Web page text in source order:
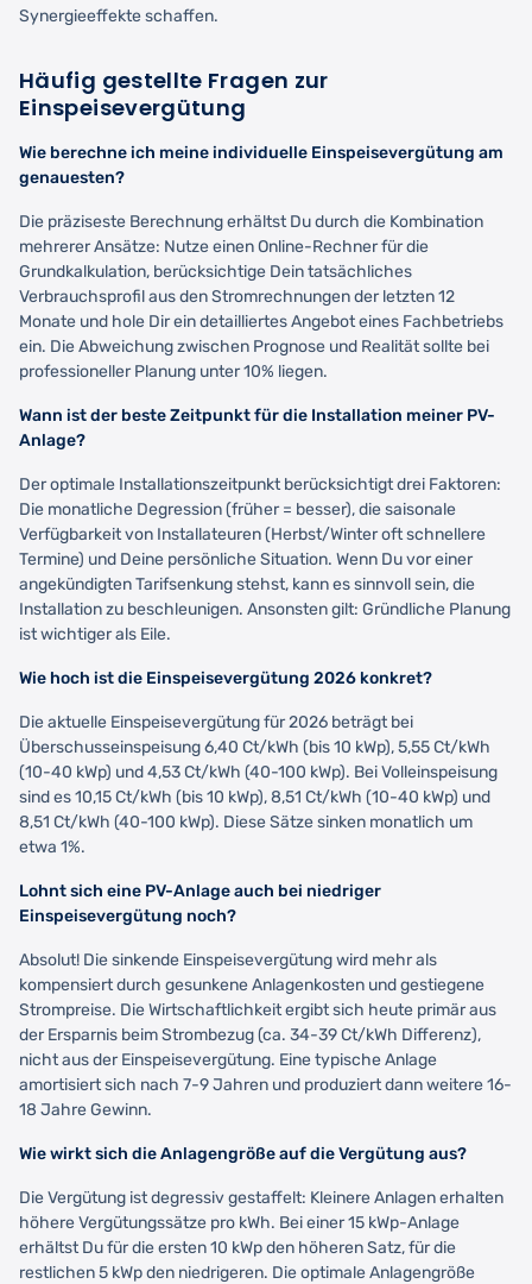
Synergieeffekte schaffen.
Häufig gestellte Fragen zur
Einspeisevergütung
Wie berechne ich meine individuelle Einspeisevergütung am
genauesten?
Die präziseste Berechnung erhältst Du durch die Kombination
mehrerer Ansätze: Nutze einen Online-Rechner für die
Grundkalkulation, berücksichtige Dein tatsächliches
Verbrauchsprofil aus den Stromrechnungen der letzten 12
Monate und hole Dir ein detailliertes Angebot eines Fachbetriebs
ein. Die Abweichung zwischen Prognose und Realität sollte bei
professioneller Planung unter 10% liegen.
Wann ist der beste Zeitpunkt für die Installation meiner PV-
Anlage?
Der optimale Installationszeitpunkt berücksichtigt drei Faktoren:
Die monatliche Degression (früher = besser), die saisonale
Verfügbarkeit von Installateuren (Herbst/Winter oft schnellere
Termine) und Deine persönliche Situation. Wenn Du vor einer
angekündigten Tarifsenkung stehst, kann es sinnvoll sein, die
Installation zu beschleunigen. Ansonsten gilt: Gründliche Planung
ist wichtiger als Eile.
Wie hoch ist die Einspeisevergütung 2026 konkret?
Die aktuelle Einspeisevergütung für 2026 beträgt bei
Überschusseinspeisung 6,40 Ct/kWh (bis 10 kWp), 5,55 Ct/kWh
(10-40 kWp) und 4,53 Ct/kWh (40-100 kWp). Bei Volleinspeisung
sind es 10,15 Ct/kWh (bis 10 kWp), 8,51 Ct/kWh (10-40 kWp) und
8,51 Ct/kWh (40-100 kWp). Diese Sätze sinken monatlich um
etwa 1%.
Lohnt sich eine PV-Anlage auch bei niedriger
Einspeisevergütung noch?
Absolut! Die sinkende Einspeisevergütung wird mehr als
kompensiert durch gesunkene Anlagenkosten und gestiegene
Strompreise. Die Wirtschaftlichkeit ergibt sich heute primär aus
der Ersparnis beim Strombezug (ca. 34-39 Ct/kWh Differenz),
nicht aus der Einspeisevergütung. Eine typische Anlage
amortisiert sich nach 7-9 Jahren und produziert dann weitere 16-
18 Jahre Gewinn.
Wie wirkt sich die Anlagengröße auf die Vergütung aus?
Die Vergütung ist degressiv gestaffelt: Kleinere Anlagen erhalten
höhere Vergütungssätze pro kWh. Bei einer 15 kWp-Anlage
erhältst Du für die ersten 10 kWp den höheren Satz, für die
restlichen 5 kWp den niedrigeren. Die optimale Anlagengröße